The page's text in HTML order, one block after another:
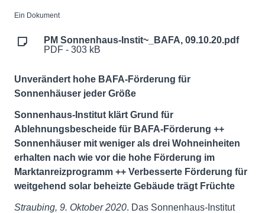
Ein Dokument
PM Sonnenhaus-Instit~_BAFA, 09.10.20.pdf
PDF - 303 kB
Unverändert hohe BAFA-Förderung für
Sonnenhäuser jeder Größe
Sonnenhaus-Institut klärt Grund für
Ablehnungsbescheide für BAFA-Förderung ++
Sonnenhäuser mit weniger als drei Wohneinheiten
erhalten nach wie vor die hohe Förderung im
Marktanreizprogramm ++ Verbesserte Förderung für
weitgehend solar beheizte Gebäude trägt Früchte
Straubing, 9. Oktober 2020. Das Sonnenhaus-Institut